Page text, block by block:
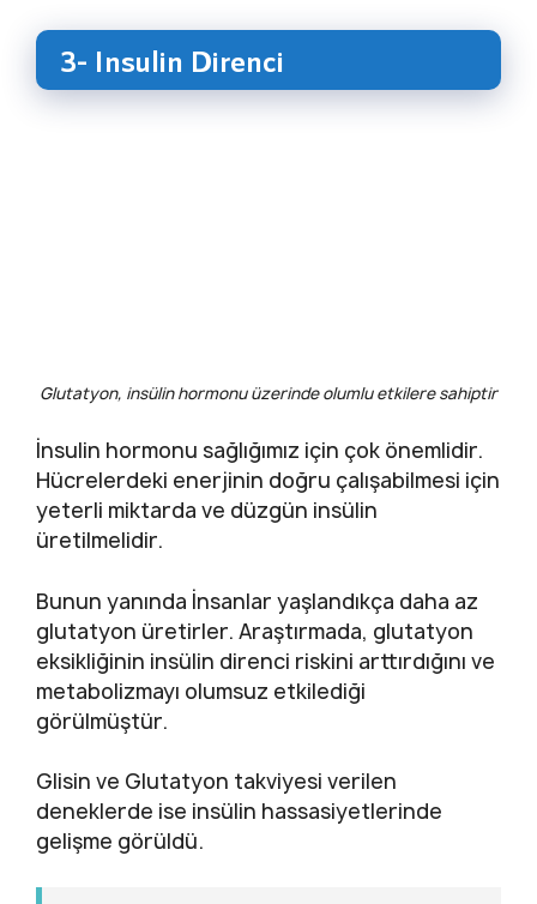
3- Insulin Direnci
Glutatyon, insülin hormonu üzerinde olumlu etkilere sahiptir
İnsulin hormonu sağlığımız için çok önemlidir.
Hücrelerdeki enerjinin doğru çalışabilmesi için
yeterli miktarda ve düzgün insülin
üretilmelidir.
Bunun yanında İnsanlar yaşlandıkça daha az
glutatyon üretirler. Araştırmada, glutatyon
eksikliğinin insülin direnci riskini arttırdığını ve
metabolizmayı olumsuz etkilediği
görülmüştür.
Glisin ve Glutatyon takviyesi verilen
deneklerde ise insülin hassasiyetlerinde
gelişme görüldü.